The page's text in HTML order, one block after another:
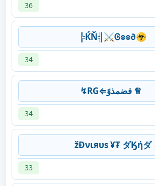
36
╠ЌŇ╣⚔Ꮆ๏๏∂☣
34
↯RG⇐فضمذوً ♕
34
žĐνιяυѕ ¥₮ ダӃήダ
33